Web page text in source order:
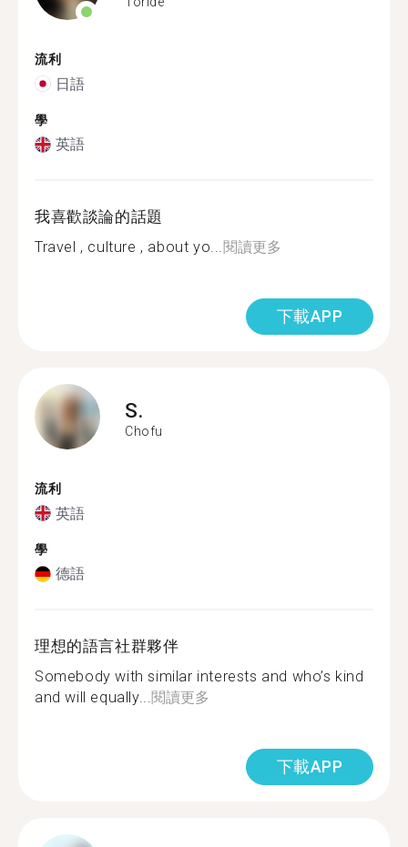
流利
日語
學
英語
我喜歡談論的話題
Travel , culture , about yo...閱讀更多
下載APP
S.
Chofu
流利
英語
學
德語
理想的語言社群夥伴
Somebody with similar interests and who’s kind
and will equally...閱讀更多
下載APP